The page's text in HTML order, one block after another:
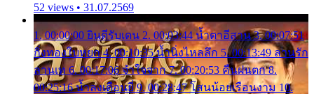
52 views • 31.07.2569
1. 00:00:00 ยินดีรับเดน 2. 00:03:44 น้ำตาอีสาน 3. 00:07:51
กิ่งทองใบหยก 4. 00:10:35 น้ำนิ่งไหลลึก 5. 00:13:49 ลานรัก
ลานเท 6. 00:17:06 จำใจจาก 7. 00:20:53 คืนฝนตก 8.
00:25:16 น้ำลงเดือนยี่ 9. 00:28:47 โสนน้อยเรือนงาม 10.